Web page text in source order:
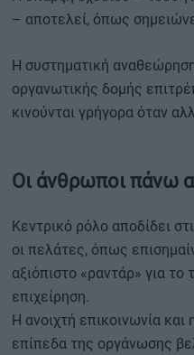
– αποτελεί, όπως
Η συστηματική
οργανωτικής δομής
κινούνται γρήγορα όταν
Οι άνθρωποι πάνω
Κεντρικό ρόλο αποδίδει
οι πελάτες, όπως
αξιόπιστο «ραντάρ» για το
επιχείρηση.
Η ανοιχτή επικοινωνία
επίπεδα της οργάνωσης